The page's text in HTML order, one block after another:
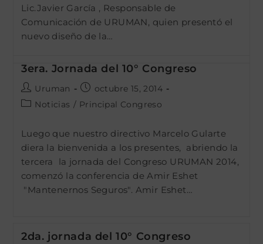
Lic.Javier García , Responsable de
Comunicación de URUMAN, quien presentó el
nuevo diseño de la…
3era. Jornada del 10° Congreso
Autor
de
Uruman
Publicación
de
octubre 15, 2014
Categoría
entrada:
Noticias / Principal Congreso
Luego que nuestro directivo Marcelo Gularte
diera la bienvenida a los presentes, abriendo la
tercera la jornada del Congreso URUMAN 2014,
comenzó la conferencia de Amir Eshet
"Mantenernos Seguros". Amir Eshet…
2da. jornada del 10° Congreso